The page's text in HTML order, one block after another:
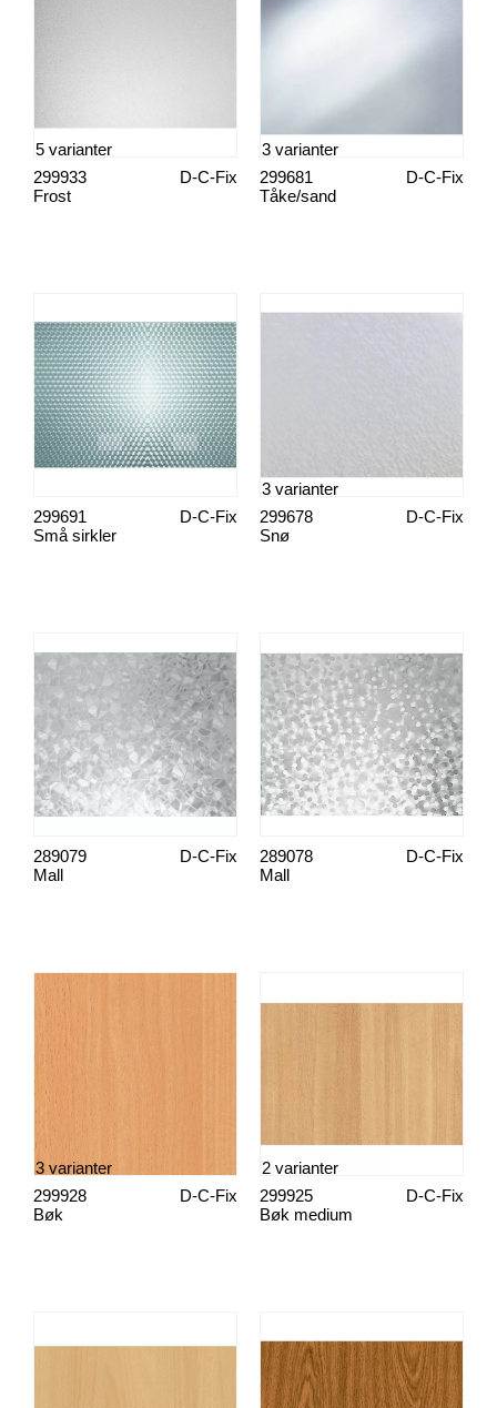
Frost
D-C-Fix
299933
5 varianter
Tåke/sand
D-C-Fix
299681
3 varianter
Små sirkler
D-C-Fix
299691
Snø
D-C-Fix
299678
3 varianter
Mall
D-C-Fix
289079
Mall
D-C-Fix
289078
Bøk
D-C-Fix
299928
3 varianter
Bøk medium
D-C-Fix
299925
2 varianter